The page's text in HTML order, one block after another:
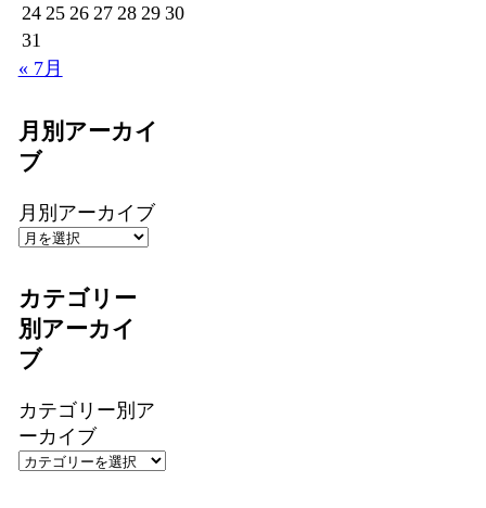
24 25 26 27 28 29 30
31
« 7月
月別アーカイ
ブ
月別アーカイブ
カテゴリー
別アーカイ
ブ
カテゴリー別ア
ーカイブ